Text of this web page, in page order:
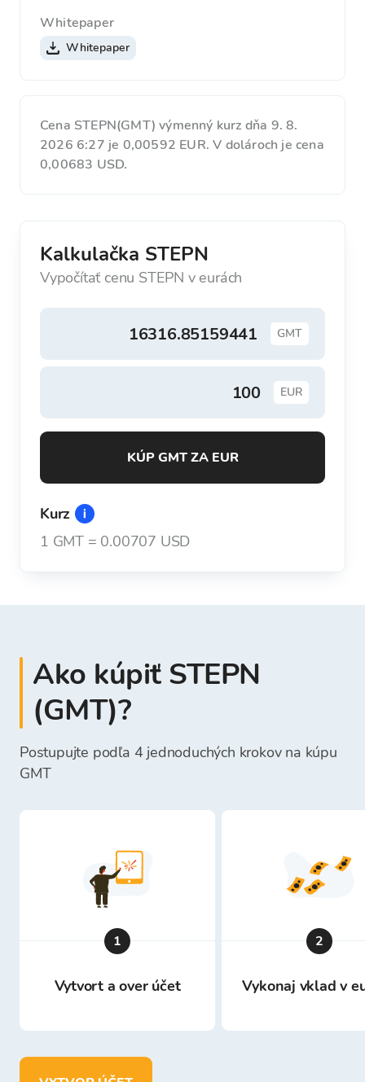
Whitepaper
Whitepaper
Cena STEPN(GMT) výmenný kurz dňa 9. 8.
2026 6:27 je 0,00592 EUR. V dolároch je cena
0,00683 USD.
Kalkulačka STEPN
Vypočítať cenu STEPN v eurách
GMT
EUR
KÚP GMT ZA EUR
Kurz
1 GMT = 0.00707 USD
Ako kúpiť STEPN
(GMT)?
Postupujte podľa 4 jednoduchých krokov na kúpu
GMT
1
Vytvort a over účet
2
Vykonaj vklad v